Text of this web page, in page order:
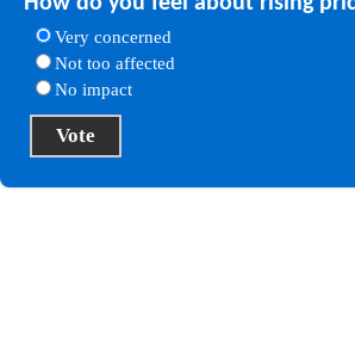
Very concerned
Not too affected
No impact